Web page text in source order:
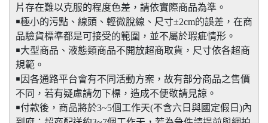
片存在難以克服的程度色差，請依實際商品為準。
￭極小的污點、線頭、輕微脫線、尺寸±2cm的誤差，在商
品驗貨標準都是可接受的範圍，並不屬於瑕疵情形。
￭大型商品、液態類商品不開放超商取貨，尺寸依各超商
規範。
￭因各通路平台會有不同活動方案，故有部分商品之售價
不同，若有疑慮請勿下標，造成不便敬請見諒。
￭付款後，商品將於3~5個工作天(不含六日與國定假日)內